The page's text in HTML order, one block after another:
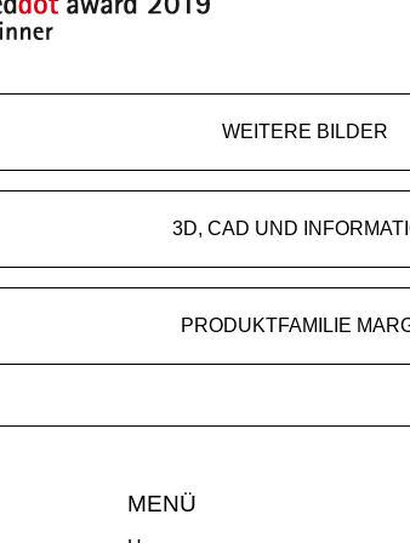
WEITERE BILDER
3D, CAD UND
PRODUKTFAMILIE
MENÜ